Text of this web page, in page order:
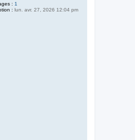
: 1
: lun. avr. 27, 2026 12:04 pm